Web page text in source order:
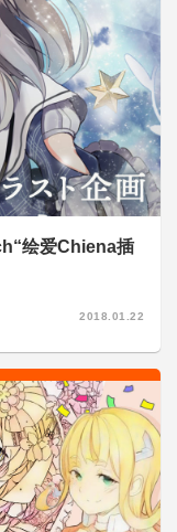
绘爱Chiena插
2018.01.22